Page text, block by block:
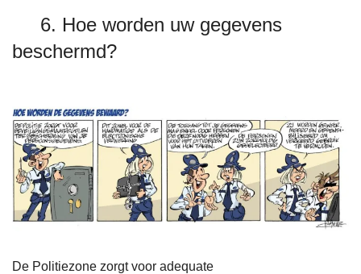
6. Hoe worden uw gegevens
beschermd?
De Politiezone zorgt voor adequate